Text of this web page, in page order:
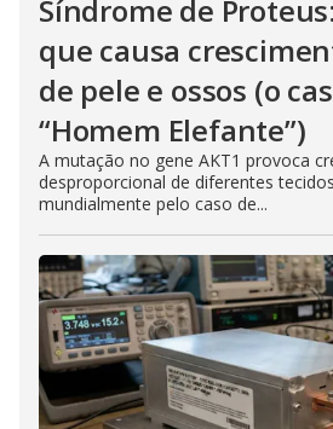
Síndrome de
que causa
de pele e ossos (o
“Homem Elefante”)
A mutação no gene AKT1 provoca
desproporcional de diferentes
mundialmente pelo caso de...